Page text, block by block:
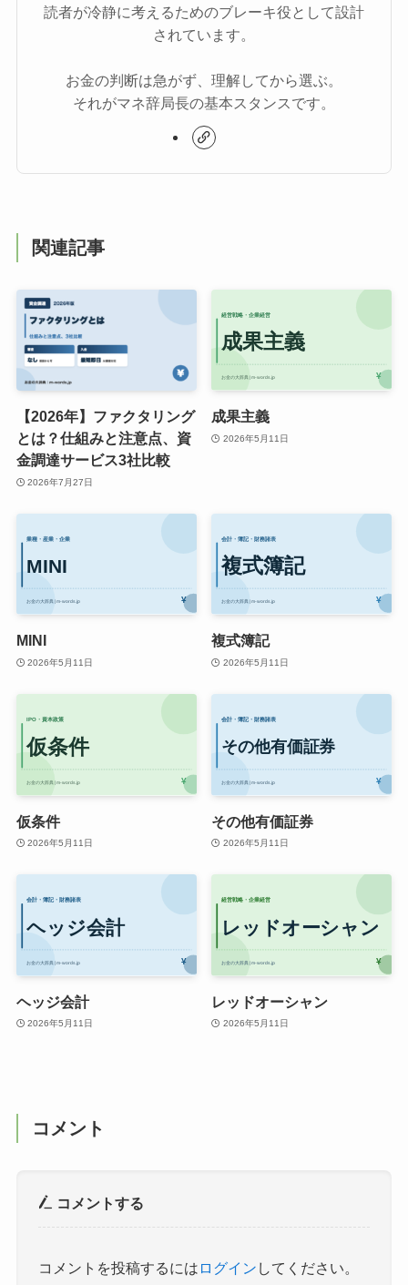
読者が冷静に考えるためのブレーキ役として設計
されています。
お金の判断は急がず、理解してから選ぶ。
それがマネ辞局長の基本スタンスです。
関連記事
【2026年】ファクタリング
とは？仕組みと注意点、資
金調達サービス3社比較
2026年7月27日
成果主義
2026年5月11日
MINI
2026年5月11日
複式簿記
2026年5月11日
仮条件
2026年5月11日
その他有価証券
2026年5月11日
ヘッジ会計
2026年5月11日
レッドオーシャン
2026年5月11日
コメント
コメントする
コメントを投稿するには ログイン してください。